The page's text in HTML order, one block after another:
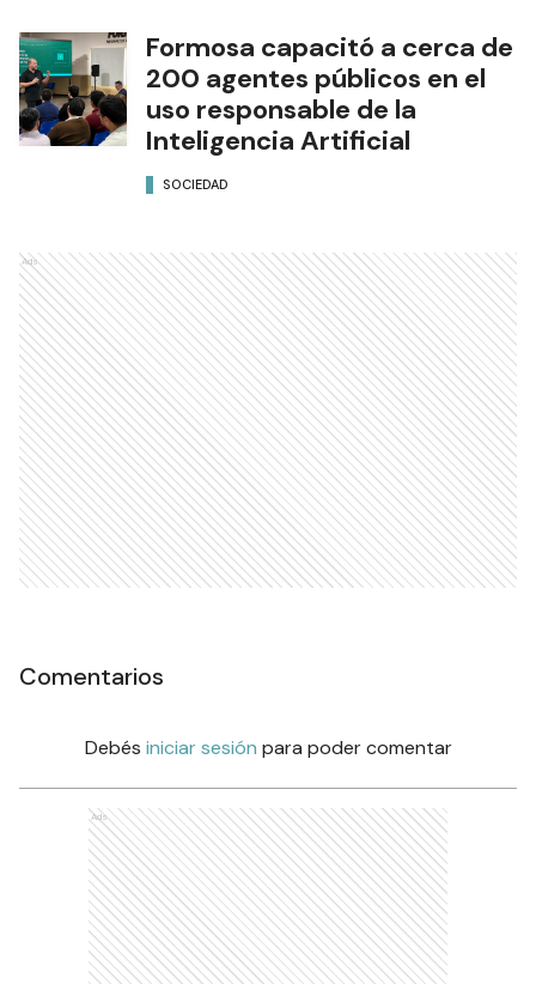
Formosa capacitó a cerca de
200 agentes públicos en el
uso responsable de la
Inteligencia Artificial
SOCIEDAD
Ads
Comentarios
Debés iniciar sesión para poder comentar
Ads